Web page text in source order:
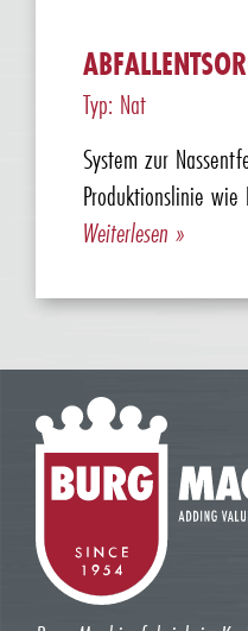
Typ: Nat
System zur
Produktionslinie wie
Weiterlesen »